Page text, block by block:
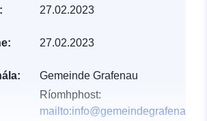
27.02.2023
27.02.2023
Gemeinde Grafenau
Ríomhphost:
mailto:info@gemeindegrafenau.de